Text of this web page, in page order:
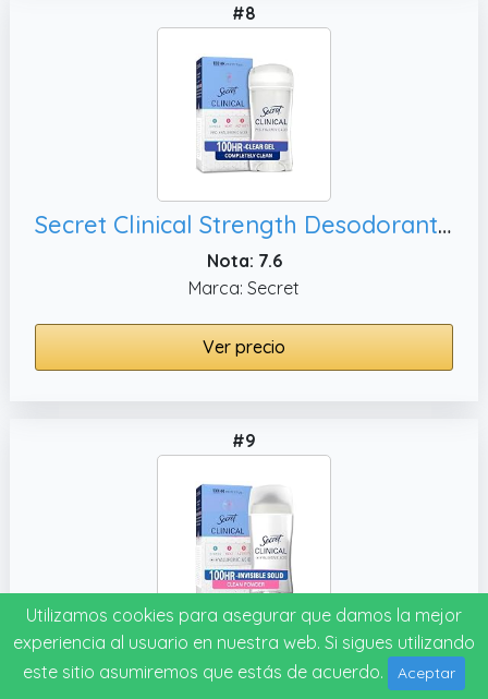
#8
Secret Clinical Strength Desodorante y Antitranspirante para Mujer,6 oz
Nota: 7.6
Marca: Secret
Ver precio
#9
Secret Clinical Strength Invisible Solid Women's Antiperspirant & Deodorant Powder Protection Scent 2.6 Ounce by Secret
Nota: 7.4
Utilizamos cookies para asegurar que damos la mejor
experiencia al usuario en nuestra web. Si sigues utilizando
este sitio asumiremos que estás de acuerdo.
Aceptar